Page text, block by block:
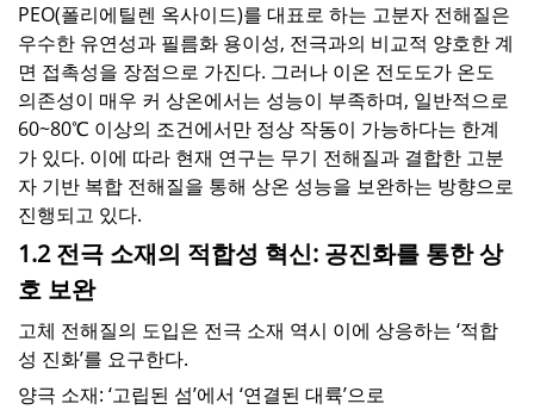
PEO(폴리에틸렌 옥사이드)를 대표로 하는 고분자 전해질은
우수한 유연성과 필름화 용이성, 전극과의 비교적 양호한 계
면 접촉성을 장점으로 가진다. 그러나 이온 전도도가 온도
의존성이 매우 커 상온에서는 성능이 부족하며, 일반적으로
60~80℃ 이상의 조건에서만 정상 작동이 가능하다는 한계
가 있다. 이에 따라 현재 연구는 무기 전해질과 결합한 고분
자 기반 복합 전해질을 통해 상온 성능을 보완하는 방향으로
진행되고 있다.
1.2 전극 소재의 적합성 혁신: 공진화를 통한 상
호 보완
고체 전해질의 도입은 전극 소재 역시 이에 상응하는 ‘적합
성 진화’를 요구한다.
양극 소재: ‘고립된 섬’에서 ‘연결된 대륙’으로